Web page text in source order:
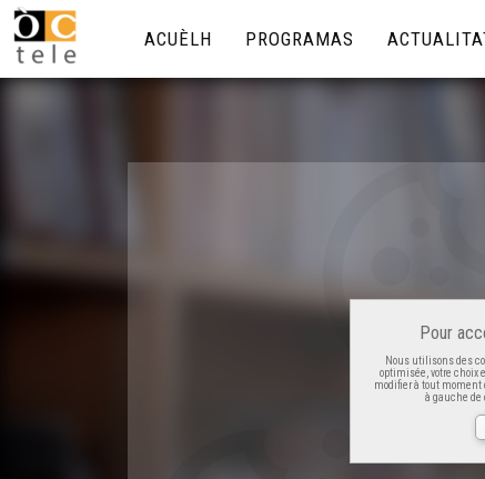
ACUÈLH PROGRAMAS
Pour
Nous utilisons des
optimisée, votre choix
modifier à tout moment
à gauche de